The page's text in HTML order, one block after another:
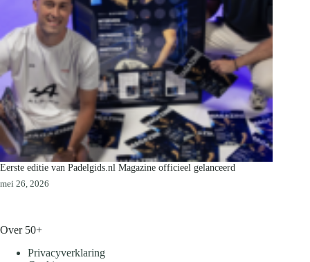
Eerste editie van Padelgids.nl Magazine officieel gelanceerd
mei 26, 2026
Over 50+
Privacyverklaring